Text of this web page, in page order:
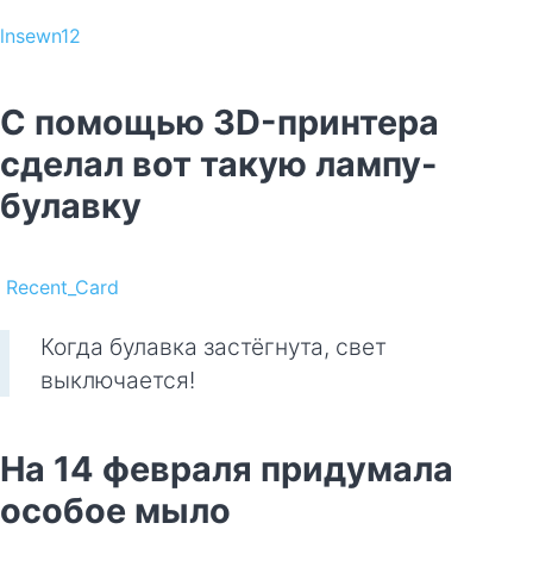
lnsewn12
С помощью 3D-принтера
сделал вот такую лампу-
булавку
Recent_Card
Когда булавка застёгнута, свет
выключается!
На 14 февраля придумала
особое мыло